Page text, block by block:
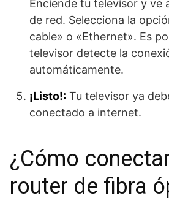
Enciende tu televisor y ve
de red. Selecciona la
cable» o «Ethernet». Es
televisor detecte la
automáticamente.
¡Listo!: Tu televisor ya
conectado a internet.
¿Cómo
router de fibra